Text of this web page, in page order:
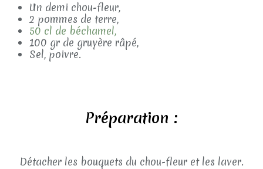
Un demi chou-fleur,
2 pommes de terre,
50 cl de béchamel,
100 gr de gruyère râpé,
Sel, poivre.
Préparation :
Détacher les bouquets du chou-fleur et les laver.